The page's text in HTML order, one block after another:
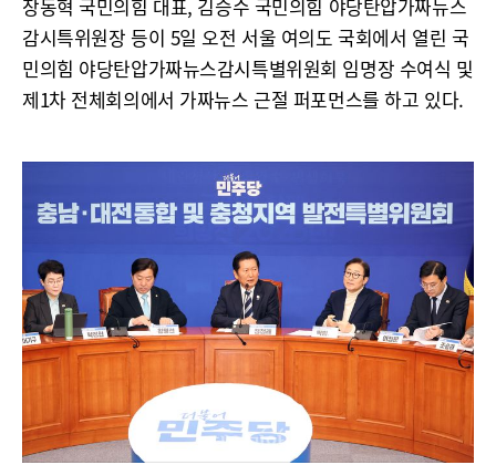
장동혁 국민의힘 대표, 김승수 국민의힘 야당탄압가짜뉴스
감시특위원장 등이 5일 오전 서울 여의도 국회에서 열린 국
민의힘 야당탄압가짜뉴스감시특별위원회 임명장 수여식 및
제1차 전체회의에서 가짜뉴스 근절 퍼포먼스를 하고 있다.